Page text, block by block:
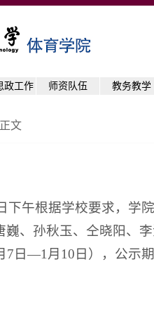
政工作 师资队伍 教务教学
正文
下午根据学校要求，学
、孙秋玉、仝晓阳、李
7日—1月10日），公示